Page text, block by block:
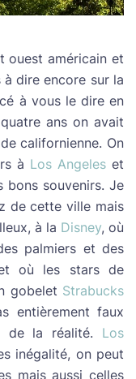
ouest américain et
dire encore sur la
à vous le dire en
ans on avait
californienne. On
à Los Angeles et
bons souvenirs. Je
de cette ville mais
à la Disney, où
palmiers et des
où les stars de
gobelet Strabucks
entièrement faux
de la réalité. Los
inégalité, on peut
mais aussi celles